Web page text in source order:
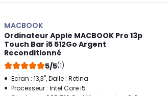
MACBOOK
Ordinateur Apple MACBOOK Pro 13p
Touch Bar i5 512Go Argent
Reconditionné
5/5(1)
Ecran : 13,3", Dalle : Retina
Processeur : Intel Core i5